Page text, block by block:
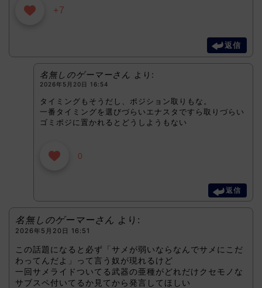
+7
返信
名無しのゲーマーさん より:
2026年5月20日 16:54
タイミングもそうだし、ポジション取りもな。
一番タイミングを選びづらいエナスタですら取りづらい
ゴミポジに置かれるとどうしようもない
0
返信
名無しのゲーマーさん より:
2026年5月20日 16:51
この話題になると必ず「サメが弱いならなんでサメにこだ
わってんだよ」って言う奴が現れるけど
一回サメライドついてる武器の亜種がどれだけクセモノな
サブスペ付いてるか見てから発言してほしい